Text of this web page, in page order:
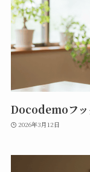
Docodemoフッ
2026年3月12日